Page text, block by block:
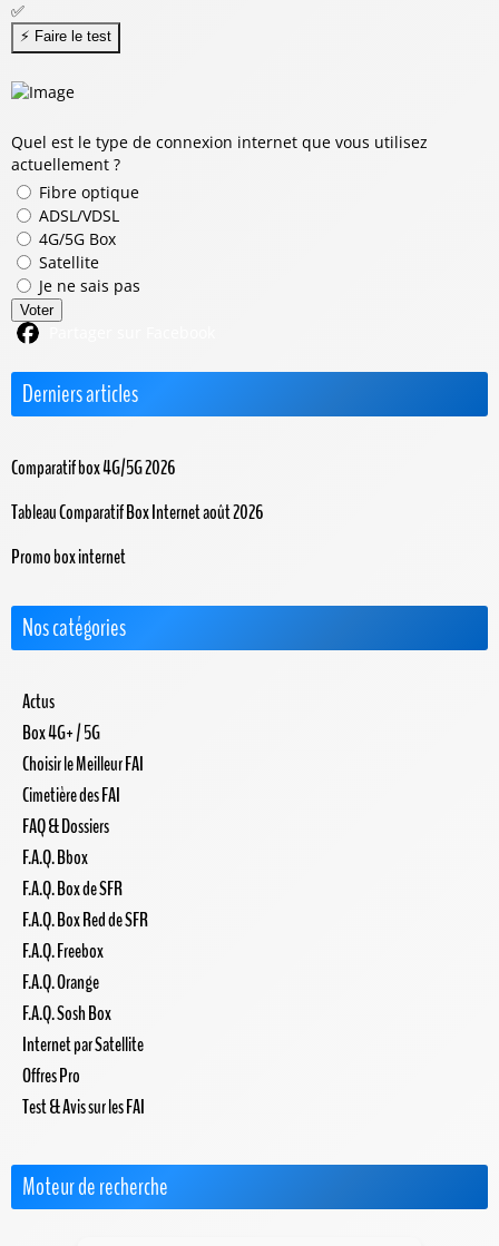
✅
Quel est le type de connexion internet que vous utilisez
actuellement ?
Fibre optique
ADSL/VDSL
4G/5G Box
Satellite
Je ne sais pas
Voter
Derniers articles
Comparatif box 4G/5G 2026
Tableau Comparatif Box Internet août 2026
Promo box internet
Nos catégories
Actus
Box 4G+ / 5G
Choisir le Meilleur FAI
Cimetière des FAI
FAQ & Dossiers
F.A.Q. Bbox
F.A.Q. Box de SFR
F.A.Q. Box Red de SFR
F.A.Q. Freebox
F.A.Q. Orange
F.A.Q. Sosh Box
Internet par Satellite
Offres Pro
Test & Avis sur les FAI
Moteur de recherche